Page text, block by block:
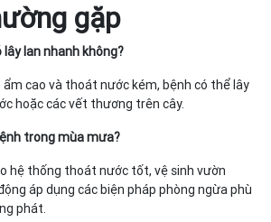
gặp
lan nhanh không?
ẩm cao và thoát nước kém, bệnh có thể lây
hoặc các vết thương trên cây.
trong mùa mưa?
hệ thống thoát nước tốt, vệ sinh vườn
áp dụng các biện pháp phòng ngừa phù
phát.